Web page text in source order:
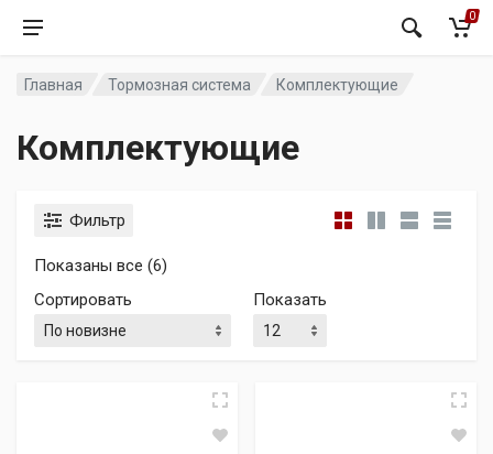
0
Главная Тормозная система Комплектующие
Комплектующие
Фильтр
Показаны все (6)
Сортировать
Показать